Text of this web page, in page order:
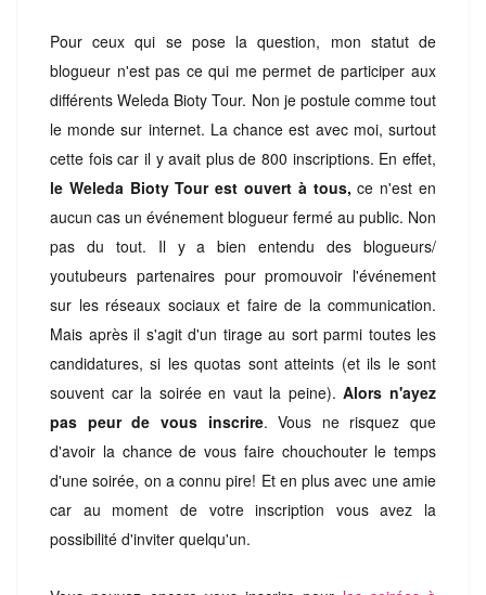
Pour ceux qui se pose la question, mon statut de
blogueur n'est pas ce qui me permet de participer aux
différents Weleda Bioty Tour. Non je postule comme tout
le monde sur internet. La chance est avec moi, surtout
cette fois car il y avait plus de 800 inscriptions. En effet,
le Weleda Bioty Tour est ouvert à tous, ce n'est en
aucun cas un événement blogueur fermé au public. Non
pas du tout. Il y a bien entendu des blogueurs/
youtubeurs partenaires pour promouvoir l'événement
sur les réseaux sociaux et faire de la communication.
Mais après il s'agit d'un tirage au sort parmi toutes les
candidatures,si les quotas sont atteints (et ils le sont
souvent car la soirée en vaut la peine).Alors n'ayez
pas peur de vous inscrire. Vous ne risquez que
d'avoir la chance de vous faire chouchouter le temps
d'une soirée, on a connu pire! Et en plus avec une amie
car au moment de votre inscription vous avez la
possibilité d'inviter quelqu'un.